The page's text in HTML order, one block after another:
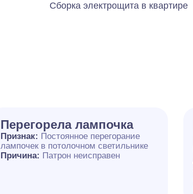
Сборка электрощита в квартире
Перегорела лампочка
Признак: Постоянное перегорание
лампочек в потолочном светильнике
Причина: Патрон неисправен